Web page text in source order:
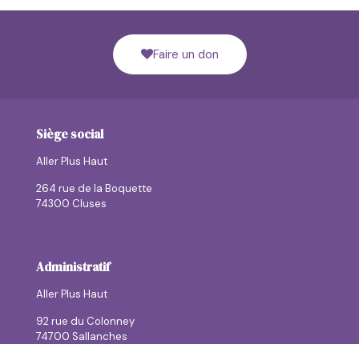
Faire un don
Siège social
Aller Plus Haut
264 rue de la Boquette
74300 Cluses
Administratif
Aller Plus Haut
92 rue du Colonney
74700 Sallanches